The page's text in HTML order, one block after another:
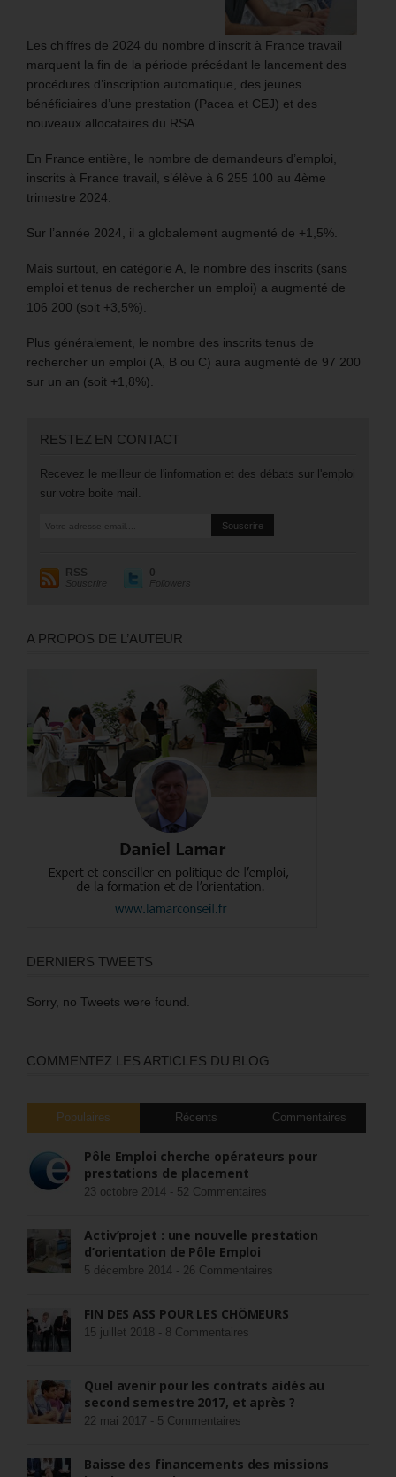
Les chiffres de 2024 du nombre d’inscrit à France travail
marquent la fin de la période précédant le lancement des
procédures d’inscription automatique, des jeunes
bénéficiaires d’une prestation (Pacea et CEJ) et des
nouveaux allocataires du RSA.
En France entière, le nombre de demandeurs d’emploi,
inscrits à France travail, s’élève à 6 255 100 au 4ème
trimestre 2024.
Sur l’année 2024, il a globalement augmenté de +1,5%.
Mais surtout, en catégorie A, le nombre des inscrits (sans
emploi et tenus de rechercher un emploi) a augmenté de
106 200 (soit +3,5%).
Plus généralement, le nombre des inscrits tenus de
rechercher un emploi (A, B ou C) aura augmenté de 97 200
sur un an (soit +1,8%).
RESTEZ EN CONTACT
Recevez le meilleur de l'information et des débats sur l'emploi
sur votre boite mail.
RSS
Souscrire
0
Followers
A PROPOS DE L’AUTEUR
DERNIERS TWEETS
Sorry, no Tweets were found.
COMMENTEZ LES ARTICLES DU BLOG
Populaires Récents Commentaires
Pôle Emploi cherche opérateurs pour
prestations de placement
23 octobre 2014 - 52 Commentaires
Activ’projet : une nouvelle prestation
d’orientation de Pôle Emploi
5 décembre 2014 - 26 Commentaires
FIN DES ASS POUR LES CHÔMEURS
15 juillet 2018 - 8 Commentaires
Quel avenir pour les contrats aidés au
second semestre 2017, et après ?
22 mai 2017 - 5 Commentaires
Baisse des financements des missions